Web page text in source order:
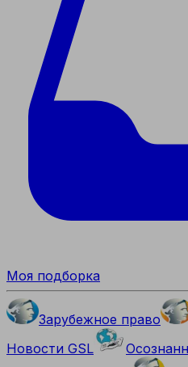
Моя подборка
Зарубежное право
Новости GSL